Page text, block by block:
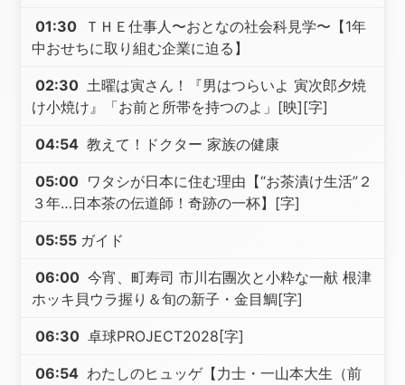
01:30
ＴＨＥ仕事人〜おとなの社会科見学〜【1年
中おせちに取り組む企業に迫る】
02:30 土曜は寅さん！『男はつらいよ 寅次郎夕焼
け小焼け』「お前と所帯を持つのよ」[映][字]
04:54 教えて！ドクター 家族の健康
05:00 ワタシが日本に住む理由【“お茶漬け生活”２
３年…日本茶の伝道師！奇跡の一杯】[字]
05:55 ガイド
06:00 今宵、町寿司 市川右團次と小粋な一献 根津
ホッキ貝ウラ握り＆旬の新子・金目鯛[字]
06:30 卓球PROJECT2028[字]
06:54 わたしのヒュッゲ【力士・一山本大生（前